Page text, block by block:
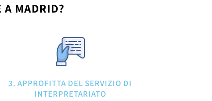
A MADRID?
3. APPROFITTA DEL SERVIZIO DI
INTERPRETARIATO